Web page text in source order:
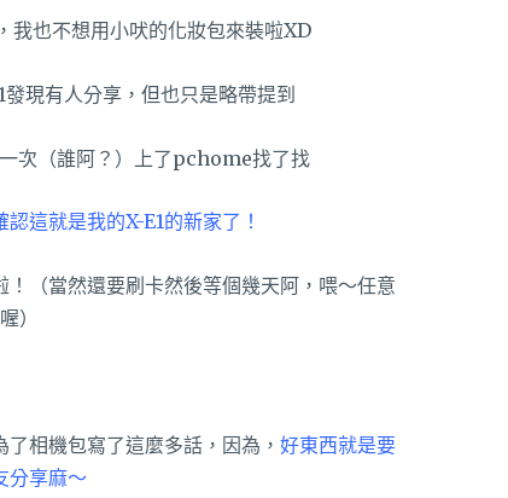
我也不想用小吠的化妝包來裝啦XD
現有人分享，但也只是略帶提到
次（誰阿？）上了pchome找了找
認這就是我的X-E1的新家了！
（當然還要刷卡然後等個幾天阿，喂～任意
）
相機包寫了這麼多話，因為， 好東西就是要
分享麻～